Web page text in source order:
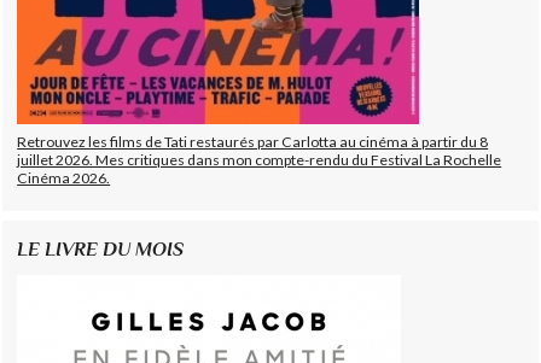
Retrouvez les films de Tati restaurés par Carlotta au cinéma à partir du 8
juillet 2026. Mes critiques dans mon compte-rendu du Festival La Rochelle
Cinéma 2026.
LE LIVRE DU MOIS